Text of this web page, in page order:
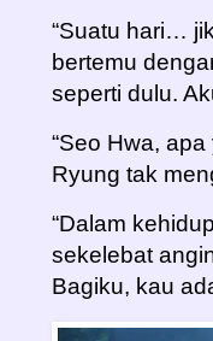
“Suatu hari…
bertemu
seperti dulu.
“Seo Hwa,
Ryung tak
“Dalam
sekelebat
Bagiku, kau